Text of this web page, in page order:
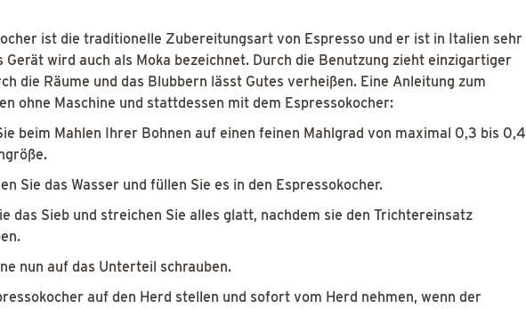
ist die traditionelle Zubereitungsart von Espresso und er ist in Italien sehr
wird auch als Moka bezeichnet. Durch die Benutzung zieht einzigartiger
die Räume und das Blubbern lässt Gutes verheißen. Eine Anleitung zum
ohne Maschine und stattdessen mit dem Espressokocher:
beim Mahlen Ihrer Bohnen auf einen feinen Mahlgrad von maximal 0,3 bis 0,4
Sie das Wasser und füllen Sie es in den Espressokocher.
das Sieb und streichen Sie alles glatt, nachdem sie den Trichtereinsatz
nun auf das Unterteil schrauben.
auf den Herd stellen und sofort vom Herd nehmen, wenn der